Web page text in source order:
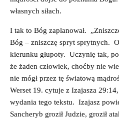
własnych siłach.
I tak to Bóg zaplanował.
Bóg – zniszczę spryt sprytnych.
kierunku głupoty. Uczynię tak,
że żaden człowiek, choćby nie
nie mógł przez tę światową
Werset 19. cytuje z Izajasza
wydania tego tekstu. Izajasz
Sancheryb groził Judzie, groził